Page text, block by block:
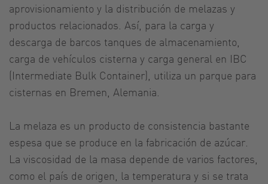
aprovisionamiento y la distribución de melazas y
productos relacionados. Así, para la carga y
descarga de barcos tanques de almacenamiento,
carga de vehículos cisterna y carga general en IBC
(Intermediate Bulk Container), utiliza un parque para
cisternas en Bremen, Alemania.
La melaza es un producto de consistencia bastante
espesa que se produce en la fabricación de azúcar.
La viscosidad de la masa depende de varios factores,
como el país de origen, la temperatura y si se trata